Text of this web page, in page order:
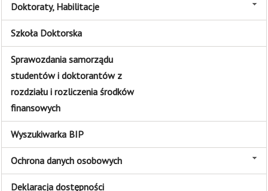
Doktoraty, Habilitacje
Szkoła Doktorska
Sprawozdania samorządu
studentów i doktorantów z
rozdziału i rozliczenia środków
finansowych
Wyszukiwarka BIP
Ochrona danych osobowych
Deklaracja dostępności